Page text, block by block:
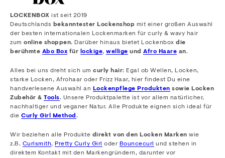
LOCKENBOX ist seit 2019
Deutschlands bekanntester Lockenshop mit einer großen Auswahl
der besten internationalen Lockenmarken für curly & wavy hair
zum online shoppen. Darüber hinaus bietet Lockenbox die
berühmte Abo Box für lockige, wellige und Afro Haare an.
Alles bei uns dreht sich um curly hair: Egal ob Wellen, Locken,
starke Locken, Afrohaar oder Frizz Haar, hier findest Du eine
handverlesene Auswahl an Lockenpflege Produkten sowie Locken
Zubehör & Tools. Unsere Produktpalette ist vor allem natürlicher,
nachhaltiger und veganer Natur. Alle Produkte eignen sich ideal für
die Curly Girl Method .
Wir beziehen alle Produkte direkt von den Locken Marken wie
z.B. Curlsmith, Pretty Curly Girl oder Bouncecurl und stehen in
direktem Kontakt mit den Markengründern, darunter vor